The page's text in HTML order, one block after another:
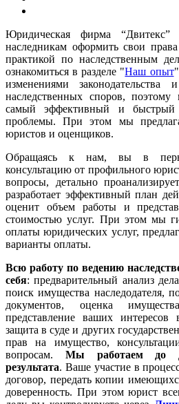
Юридическая фирма
наследникам оформить свои
практикой по наследственным
ознакомиться в разделе "Наш опыт
изменениями законодательства
наследственных споров,
самый эффективный и быстрый
проблемы. При этом мы
юристов и оценщиков.
Обращаясь к нам, вы в
консультацию от профильного
вопросы, детально
разработает эффективный план
оценит объем работы и
стоимостью услуг. При этом мы
оплаты юридических услуг,
варианты оплаты.
Всю работу по ведению
себя: предварительный анализ
поиск имущества наследодателя,
документов, оценка
представление ваших интересов
защита в суде и других
прав на имущество,
вопросам. Мы работаем
до
результата. Ваше участие в
договор, передать копии
доверенность. При этом юрист